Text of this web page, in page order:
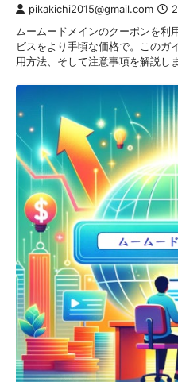
pikakichi2015@gmail.com
ムームードメインのクーポンを利
ビスをより手頃な価格で。このガ
用方法、そして注意事項を解説しま